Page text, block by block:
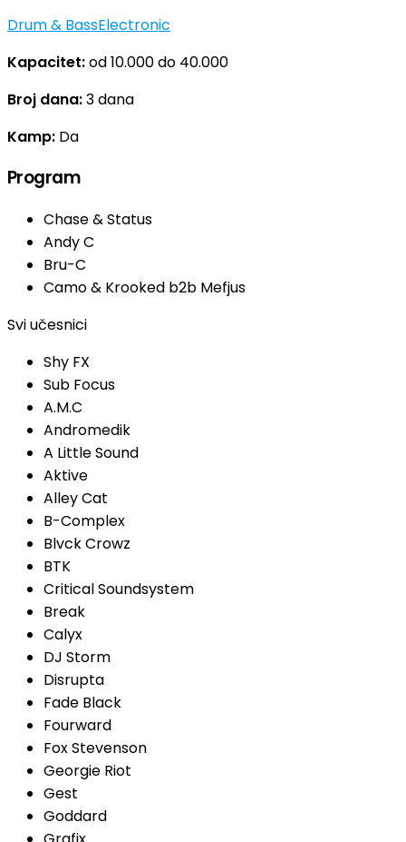
Drum & BassElectronic
Kapacitet:od 10.000 do 40.000
Broj dana:3 dana
Kamp: Da
Program
Chase & Status
Andy C
Bru-C
Camo & Krooked b2b Mefjus
Svi učesnici
Shy FX
Sub Focus
A.M.C
Andromedik
A Little Sound
Aktive
Alley Cat
B-Complex
Blvck Crowz
BTK
Critical Soundsystem
Break
Calyx
DJ Storm
Disrupta
Fade Black
Fourward
Fox Stevenson
Georgie Riot
Gest
Goddard